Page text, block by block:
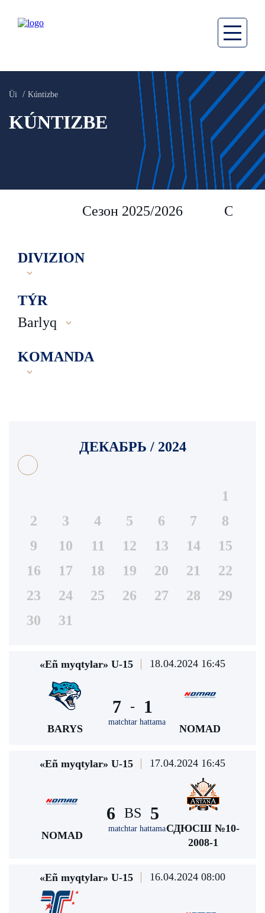
Üi Kúntizbe
KÚNTIZBE
Сезон 2025/2026 Сезон
DIVIZION
TÝR
Barlyq
KOMANDA
ДЕКАБРЬ / 2024
1
2
3 4 5 6 7
8
9
10 11 12 13 14
15
16
17 18 19 20 21
22
23
24 25 26 27 28
29
30
31
«Eñ myqtylar» U-15 18.04.2024 16:45
BARYS
7 -
matchtar hattama
1
NOMAD
«Eñ myqtylar» U-15 17.04.2024 16:45
NOMAD
6 BS
matchtar hattama
5
СДЮСШ №10-
2008-1
«Eñ myqtylar» U-15 16.04.2024 08:00